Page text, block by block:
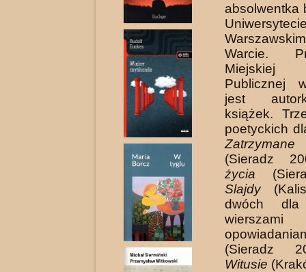
absolwentka
Warcie.
Miejskiej
Publicznej
jest
książek.
poetyckich
(Sieradz
życia
Slajdy
dwóch
(Sieradz
Witusie